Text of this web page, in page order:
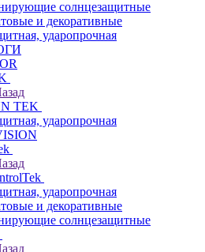
солнцезащитные
и декоративные
ударопрочная
TEK
ударопрочная
ударопрочная
и декоративные
солнцезащитные